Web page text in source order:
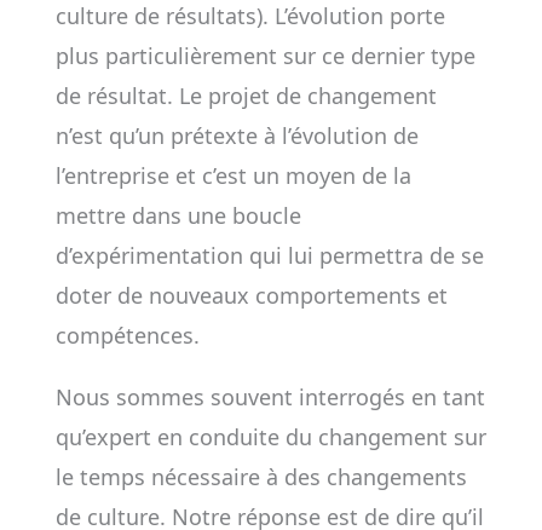
culture de résultats). L’évolution porte
plus particulièrement sur ce dernier type
de résultat. Le projet de changement
n’est qu’un prétexte à l’évolution de
l’entreprise et c’est un moyen de la
mettre dans une boucle
d’expérimentation qui lui permettra de se
doter de nouveaux comportements et
compétences.
Nous sommes souvent interrogés en tant
qu’expert en conduite du changement sur
le temps nécessaire à des changements
de culture. Notre réponse est de dire qu’il